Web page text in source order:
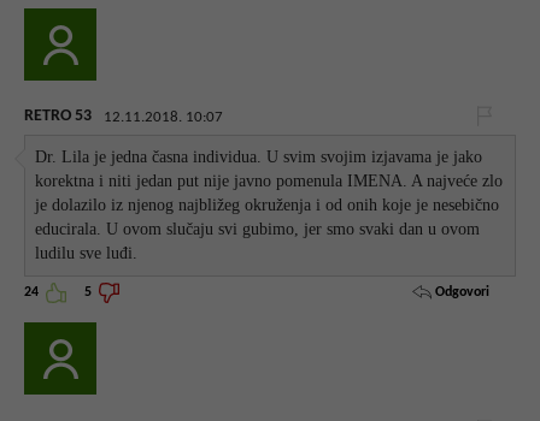
RETRO 53 12.11.2018. 10:07
Dr. Lila je jedna časna individua. U svim svojim izjavama je jako
korektna i niti jedan put nije javno pomenula IMENA. A najveće zlo
je dolazilo iz njenog najbližeg okruženja i od onih koje je nesebično
educirala. U ovom slučaju svi gubimo, jer smo svaki dan u ovom
ludilu sve luđi.
24 5 Odgovori